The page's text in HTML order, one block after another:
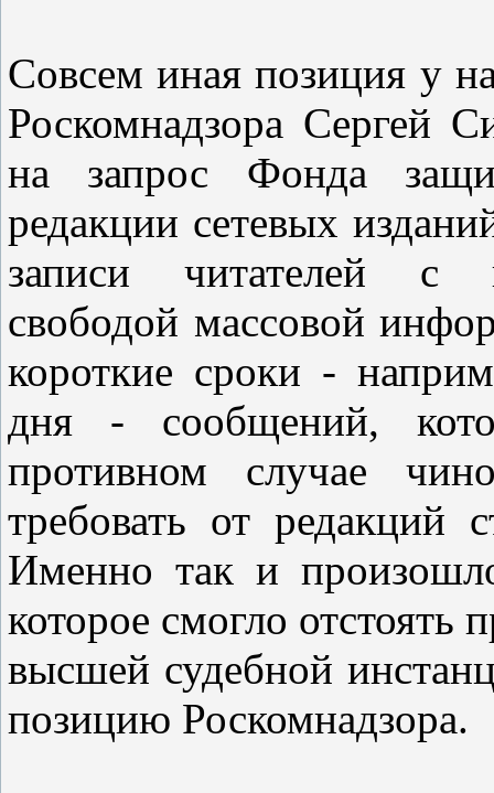
Совсем иная позиция у
Роскомнадзора Сергей
на запрос Фонда
редакции сетевых
записи читателей с
свободой массовой
короткие сроки -
дня - сообщений,
противном случае
требовать от
Именно так и
которое смогло отстоять
высшей судебной
позицию Роскомнадзора.